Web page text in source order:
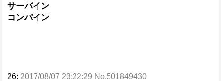
サーバイン
コンバイン
26: 2017/08/07 23:22:29 No.501849430